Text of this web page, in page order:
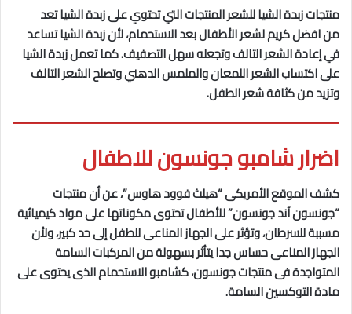
منتجات زبدة الشيا للشعر المنتجات التي تحتوي على زبدة الشيا تعد
من افضل كريم لشعر الأطفال بعد الاستحمام، لأن زبدة الشيا تساعد
في إعادة الشعر التالف وتجعله سهل التصفيف. كما تعمل زبدة الشيا
على اكتساب الشعر اللمعان والملمس الدهني وتصلح الشعر التالف
وتزيد من كثافة شعر الطفل.
اضرار شامبو جونسون للاطفال
كشف الموقع الأمريكى “هيلث فوود هاوس”، عن أن منتجات
“جونسون آند جونسون” للأطفال تحتوى مكوناتها على مواد كيميائية
مسببة للسرطان، وتؤثر على الجهاز المناعى للطفل إلى حد كبير، ولأن
الجهاز المناعى حساس جدا يتأثر بسهولة من المركبات السامة
المتواجدة فى منتجات جونسون، كشامبو الاستحمام الذى يحتوى على
مادة التوكسين السامة.